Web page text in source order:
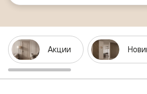
Акции